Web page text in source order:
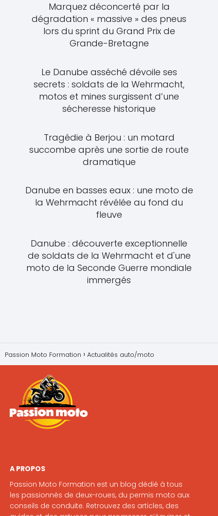
Marquez déconcerté par la
dégradation « massive » des pneus
lors du sprint du Grand Prix de
Grande-Bretagne
Le Danube asséché dévoile ses
secrets : soldats de la Wehrmacht,
motos et mines surgissent d’une
sécheresse historique
Tragédie à Berjou : un motard
succombe après une sortie de route
dramatique
Danube en basses eaux : une moto de
la Wehrmacht révélée au fond du
fleuve
Danube : découverte exceptionnelle
de soldats de la Wehrmacht et d'une
moto de la Seconde Guerre mondiale
immergés
Passion Moto Formation Actualités auto/moto
A PROPOS
Passion Moto Formation est un blog dédié à tous
les passionnés de deux-roues, du permis moto aux
conseils de conduite. Retrouvez des articles, des